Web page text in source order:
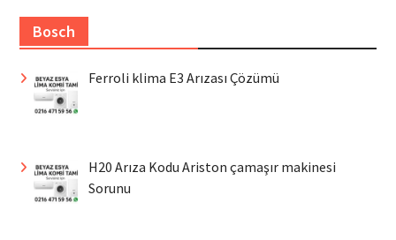
Bosch
Ferroli klima E3 Arızası Çözümü
H20 Arıza Kodu Ariston çamaşır makinesi
Sorunu